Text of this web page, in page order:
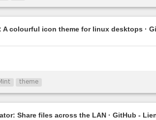
colourful icon theme for linux desktops ·
theme
Share files across the LAN · GitHub -